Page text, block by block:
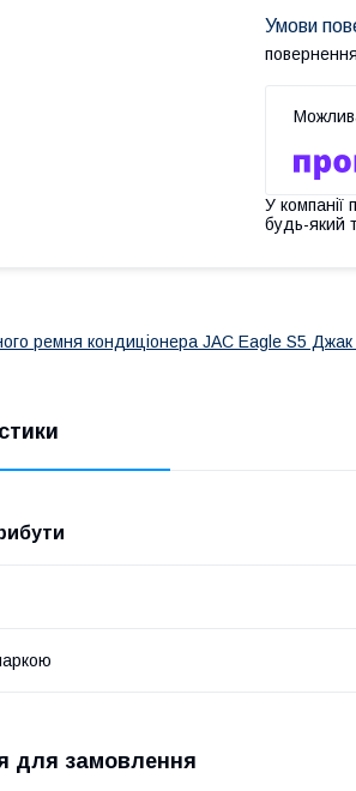
У компанії
будь-який
ремня кондиціонера JAC Eagle S5
для замовлення